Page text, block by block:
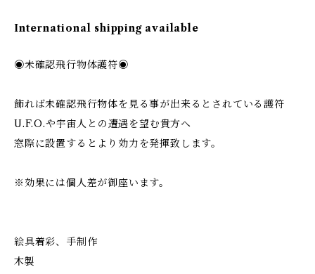
International shipping available
◉未確認飛行物体護符◉
飾れば未確認飛行物体を見る事が出来るとされている護符
U.F.O.や宇宙人との遭遇を望む貴方へ
窓際に設置するとより効力を発揮致します。
※効果には個人差が御座います。
絵具着彩、手制作
木製